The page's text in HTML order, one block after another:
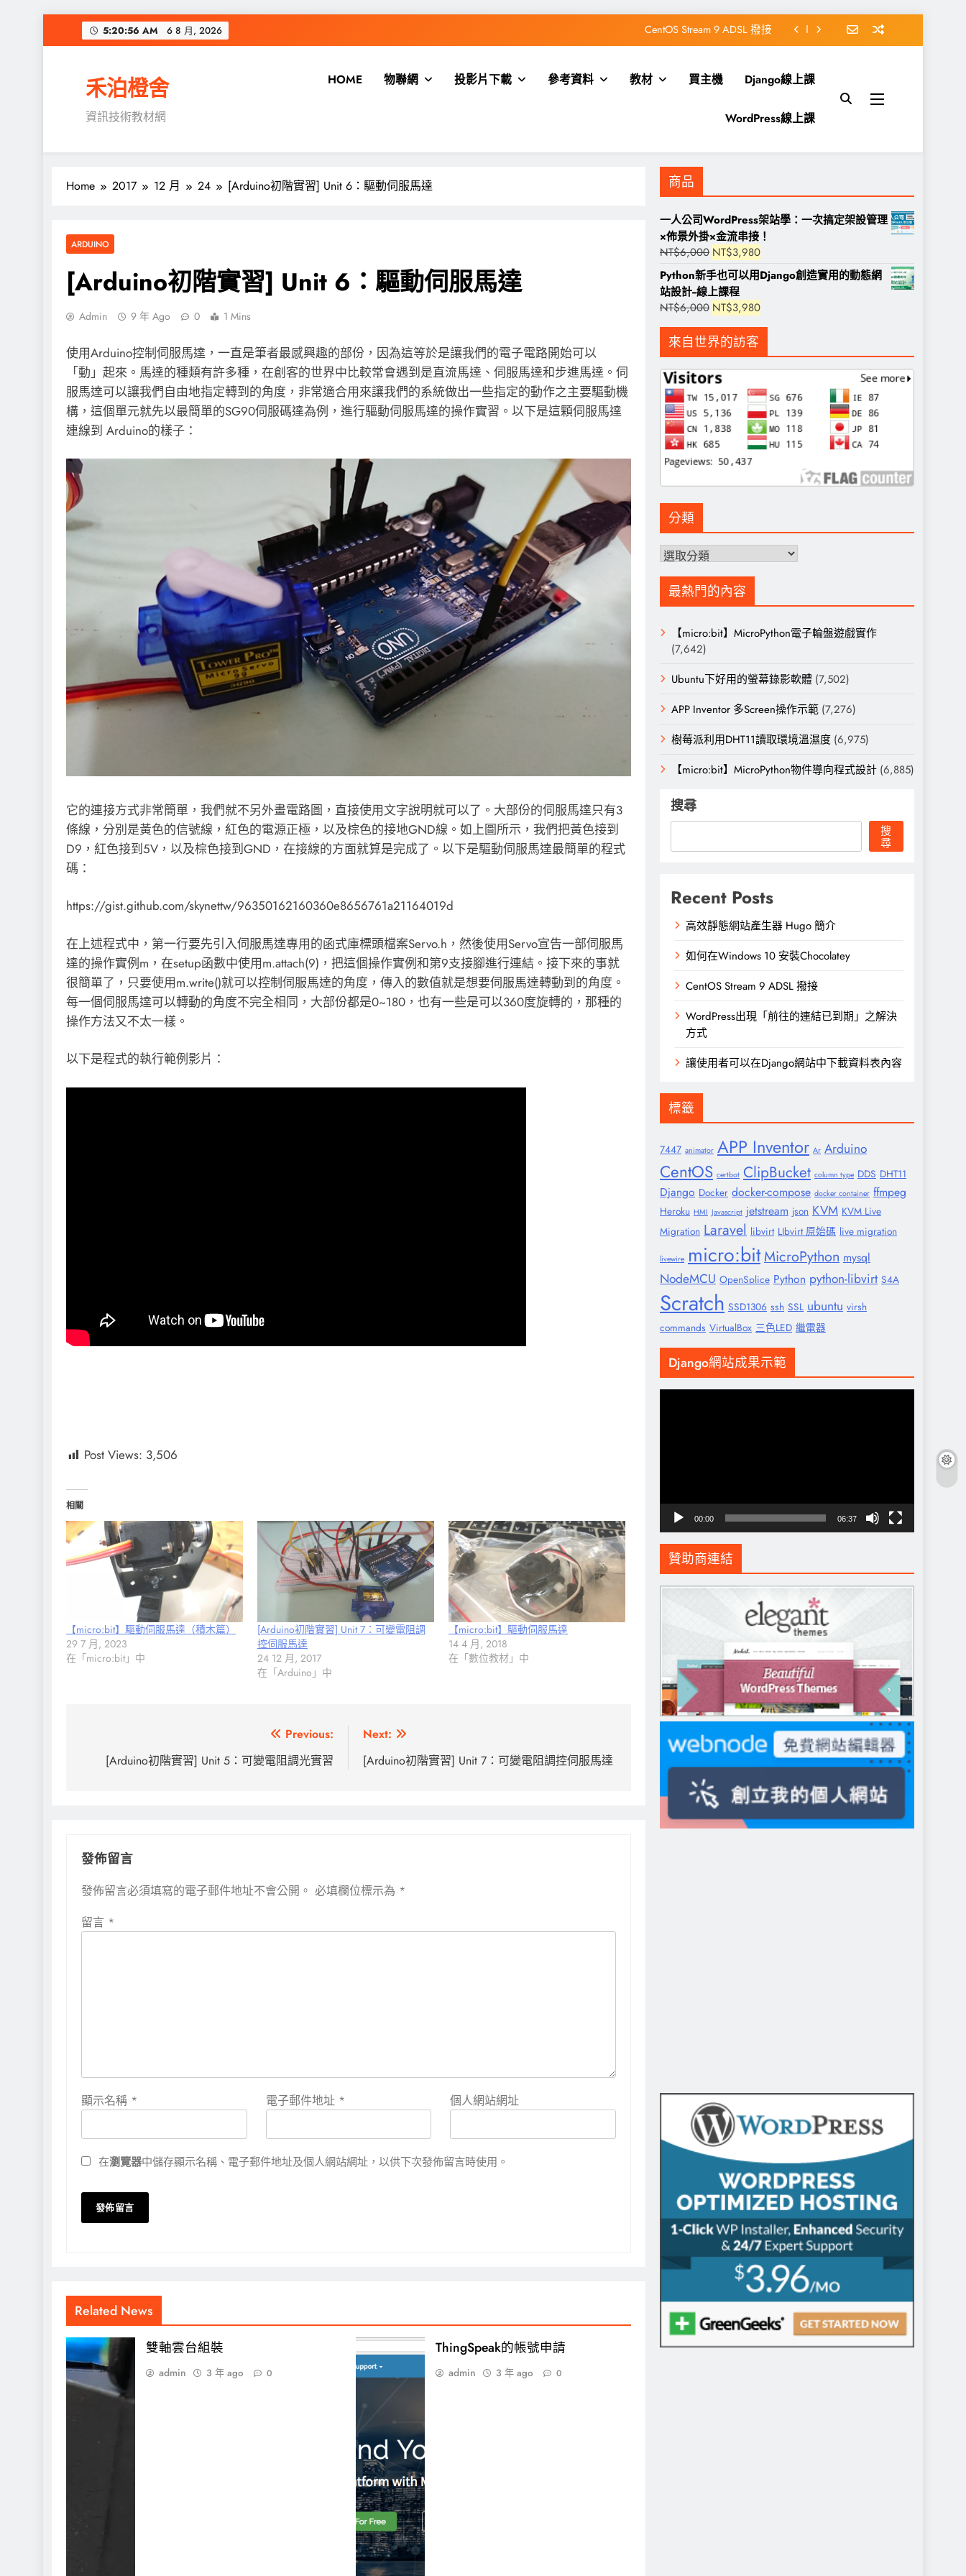
5:20:57 AM 6 8 月, 2026
WordPress出現「前往的連結已到期」之解決方式
CentOS Stream 9 ADSL 撥接
WordPress出現「前往的連結已到期」之解決方式
禾泊橙舍
資訊技術教材網
HOME 物聯網 投影片下載 參考資料 教材 買主機 Django線上課
WordPress線上課
Home 2017 12 月 24 [Arduino初階實習] Unit 6：驅動伺服馬達
ARDUINO
[Arduino初階實習] Unit 6：驅動伺服馬達
Admin 9 年 Ago 0 1 Mins
使用Arduino控制伺服馬達，一直是筆者最感興趣的部份，因為這等於是讓我們的電子電路開始可以
「動」起來。馬達的種類有許多種，在創客的世界中比較常會遇到是直流馬達、伺服馬達和步進馬達。伺
服馬達可以讓我們自由地指定轉到的角度，非常適合用來讓我們的系統做出一些指定的動作之主要驅動機
構，這個單元就先以最簡單的SG90伺服碼達為例，進行驅動伺服馬達的操作實習。以下是這顆伺服馬達
連線到 Arduino的樣子：
它的連接方式非常簡單，我們就不另外畫電路圖，直接使用文字說明就可以了。大部份的伺服馬達只有3
條線，分別是黃色的信號線，紅色的電源正極，以及棕色的接地GND線。如上圖所示，我們把黃色接到
D9，紅色接到5V，以及棕色接到GND，在接線的方面就算是完成了。以下是驅動伺服馬達最簡單的程式
碼：
https://gist.github.com/skynettw/96350162160360e8656761a21164019d
在上述程式中，第一行要先引入伺服馬達專用的函式庫標頭檔案Servo.h，然後使用Servo宣告一部伺服馬
達的操作實例m，在setup函數中使用m.attach(9)，把這個操作實例和第9支接腳進行連結。接下來的事就
很簡單了，只要使用m.write()就可以控制伺服馬達的角度，傳入的數值就是想要伺服馬達轉動到的角度。
每一個伺服馬達可以轉動的角度不完全相同，大部份都是0~180，也有一些是可以360度旋轉的，那種的
操作方法又不太一樣。
以下是程式的執行範例影片：
Post Views: 3,506
相關
【micro:bit】驅動伺服馬達（積木篇）
29 7 月, 2023
在「micro:bit」中
[Arduino初階實習] Unit 7：可變電阻調
控伺服馬達
24 12 月, 2017
在「Arduino」中
【micro:bit】驅動伺服馬達
14 4 月, 2018
在「數位教材」中
Previous:
[Arduino初階實習] Unit 5：可變電阻調光實習
Next:
[Arduino初階實習] Unit 7：可變電阻調控伺服馬達
發佈留言
發佈留言必須填寫的電子郵件地址不會公開。 必填欄位標示為 *
留言 *
顯示名稱 * 電子郵件地址 * 個人網站網址
在瀏覽器中儲存顯示名稱、電子郵件地址及個人網站網址，以供下次發佈留言時使用。
Related News
雙軸雲台組裝
admin 3 年 ago 0
ThingSpeak的帳號申請
admin 3 年 ago 0
商品
一人公司WordPress架站學：一次搞定架設管理
×佈景外掛×金流串接！
NT$6,000 原
始
價
格：
NT$6,000。
NT$3,980目
前
價
格：
NT$3,980。
Python新手也可以用Django創造實用的動態網
站設計--線上課程
NT$6,000 原
價
格：
NT$6,000。
NT$3,980目
格：
NT$3,980。
來自世界的訪客
分類
分
最熱門的內容
【micro:bit】MicroPython電子輪盤遊戲實作
(7,642)
Ubuntu下好用的螢幕錄影軟體 (7,502)
APP Inventor 多Screen操作示範 (7,276)
樹莓派利用DHT11讀取環境溫濕度 (6,975)
【micro:bit】MicroPython物件導向程式設計 (6,885)
搜尋
搜
尋
Recent Posts
高效靜態網站產生器 Hugo 簡介
如何在Windows 10 安裝Chocolatey
CentOS Stream 9 ADSL 撥接
WordPress出現「前往的連結已到期」之解決
方式
讓使用者可以在Django網站中下載資料表內容
標籤
7447 animator APP Inventor Ar Arduino
CentOS certbot ClipBucket column type DDS DHT11
Django Docker docker-compose docker container ffmpeg
Heroku HMI Javascript jetstream json KVM KVM Live
Migration Laravel libvirt LIbvirt 原始碼 live migration
livewire micro:bitMicroPython mysql
NodeMCU OpenSplice Python python-libvirt S4A
Scratch SSD1306 ssh SSL ubuntu virsh
commands VirtualBox 三色LED 繼電器
Django網站成果示範
00:00 06:37
贊助商連結